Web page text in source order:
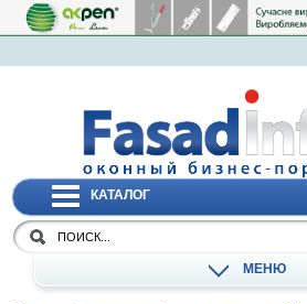
КАТАЛОГ
МЕНЮ